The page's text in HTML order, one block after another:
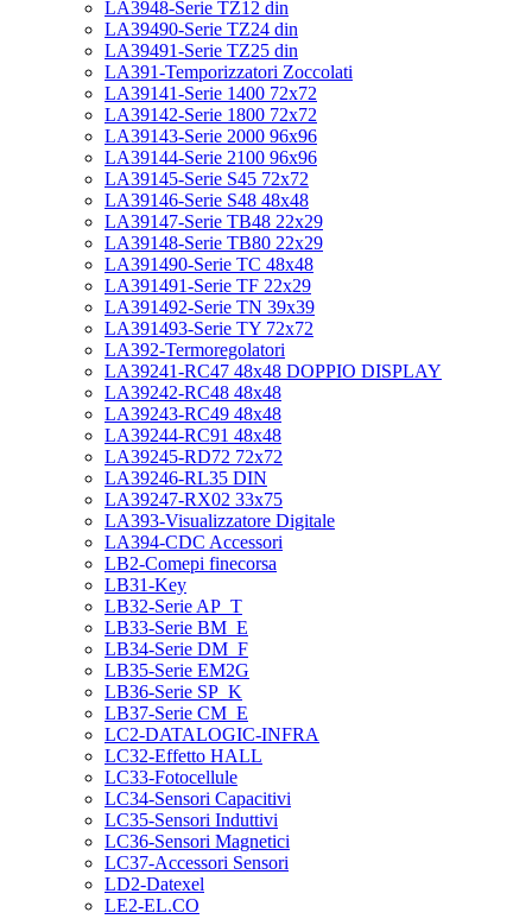
LA3948-Serie TZ12 din
LA39490-Serie TZ24 din
LA39491-Serie TZ25 din
LA391-Temporizzatori Zoccolati
LA39141-Serie 1400 72x72
LA39142-Serie 1800 72x72
LA39143-Serie 2000 96x96
LA39144-Serie 2100 96x96
LA39145-Serie S45 72x72
LA39146-Serie S48 48x48
LA39147-Serie TB48 22x29
LA39148-Serie TB80 22x29
LA391490-Serie TC 48x48
LA391491-Serie TF 22x29
LA391492-Serie TN 39x39
LA391493-Serie TY 72x72
LA392-Termoregolatori
LA39241-RC47 48x48 DOPPIO DISPLAY
LA39242-RC48 48x48
LA39243-RC49 48x48
LA39244-RC91 48x48
LA39245-RD72 72x72
LA39246-RL35 DIN
LA39247-RX02 33x75
LA393-Visualizzatore Digitale
LA394-CDC Accessori
LB2-Comepi finecorsa
LB31-Key
LB32-Serie AP_T
LB33-Serie BM_E
LB34-Serie DM_F
LB35-Serie EM2G
LB36-Serie SP_K
LB37-Serie CM_E
LC2-DATALOGIC-INFRA
LC32-Effetto HALL
LC33-Fotocellule
LC34-Sensori Capacitivi
LC35-Sensori Induttivi
LC36-Sensori Magnetici
LC37-Accessori Sensori
LD2-Datexel
LE2-EL.CO